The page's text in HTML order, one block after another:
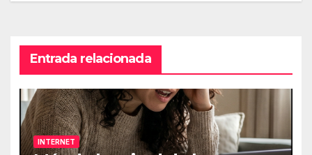
Entrada relacionada
INTERNET